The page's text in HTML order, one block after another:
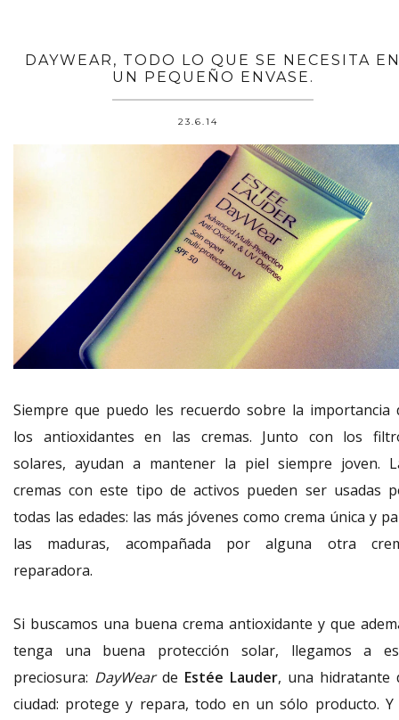
DAYWEAR, TODO LO QUE SE NECESITA
UN PEQUEÑO ENVASE.
23.6.14
Siempre que puedo les recuerdo sobre la importancia
los antioxidantes en las cremas. Junto con los
solares, ayudan a mantener la piel siempre joven.
cremas con este tipo de activos pueden ser usadas
todas las edades: las más jóvenes como crema única y
las maduras, acompañada por alguna otra
reparadora.
Si buscamos una buena crema antioxidante y que
tenga una buena protección solar, llegamos a
preciosura: DayWearde Estée Lauder, una hidratante
ciudad: protege y repara, todo en un sólo producto. Y